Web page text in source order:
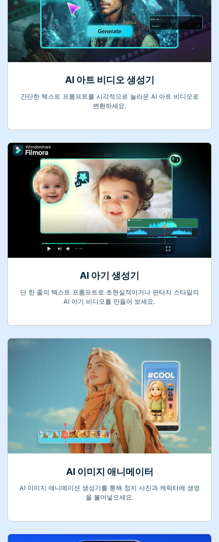
AI 아트 비디오 생성기
간단한 텍스트 프롬프트를 시각적으로 놀라운 AI 아트 비디오로
변환하세요.
AI 아기 생성기
단 한 줄의 텍스트 프롬프트로 초현실적이거나 판타지 스타일의
AI 아기 비디오를 만들어 보세요.
AI 이미지 애니메이터
AI 이미지 애니메이션 생성기를 통해 정지 사진과 캐릭터에 생명
을 불어넣으세요.